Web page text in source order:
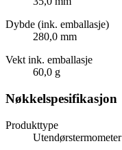
Dybde (ink. emballasje)
280,0 mm
Vekt ink. emballasje
60,0 g
Nøkkelspesifikasjon
Produkttype
Utendørstermometer